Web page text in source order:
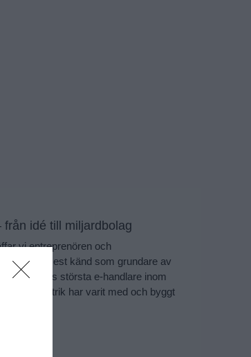
från idé till miljardbolag
vi entreprenören och
Rees, mest känd som grundare av
Sveriges största e-handlare inom
Patrik har varit med och byggt